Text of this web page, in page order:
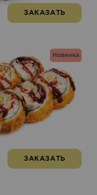
ЗАКАЗАТЬ
Новинка
ЗАКАЗАТЬ